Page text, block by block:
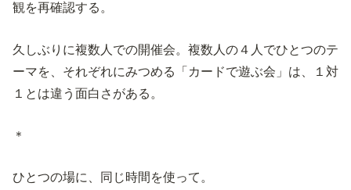
観を再確認する。
久しぶりに複数人での開催会。複数人の４人でひとつのテ
ーマを、それぞれにみつめる「カードで遊ぶ会」は、１対
１とは違う面白さがある。
＊
ひとつの場に、同じ時間を使って。